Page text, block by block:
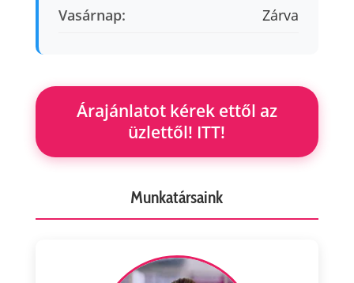
Vasárnap:
Zárva
Árajánlatot kérek ettől az
üzlettől! ITT!
Munkatársaink